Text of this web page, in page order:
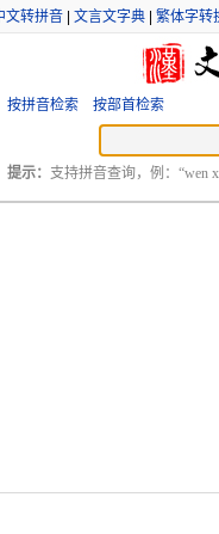
文转拼音 文言文字典 繁体字转
按拼音检索 按部首检索
提示： 支持拼音查询，例：“wen